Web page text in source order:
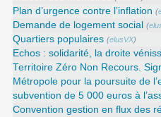
Plan d’urgence contre l’inflation (
Demande de logement social (
Quartiers populaires (elusVX)
Echos : solidarité, la droite
Territoire Zéro Non Recours.
Métropole pour la poursuite de
subvention de 5 000 euros à
Convention gestion en flux des